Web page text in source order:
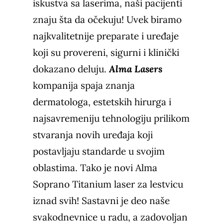
iskustva sa laserima, naši pacijenti
znaju šta da očekuju! Uvek biramo
najkvalitetnije preparate i uređaje
koji su provereni, sigurni i klinički
dokazano deluju.Alma Lasers
kompanija spaja znanja
dermatologa, estetskih hirurga i
najsavremeniju tehnologiju prilikom
stvaranja novih uređaja koji
postavljaju standarde u svojim
oblastima. Tako je novi Alma
Soprano Titanium laser za lestvicu
iznad svih! Sastavni je deo naše
svakodnevnice u radu, a zadovoljan